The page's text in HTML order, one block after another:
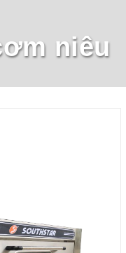
niêu